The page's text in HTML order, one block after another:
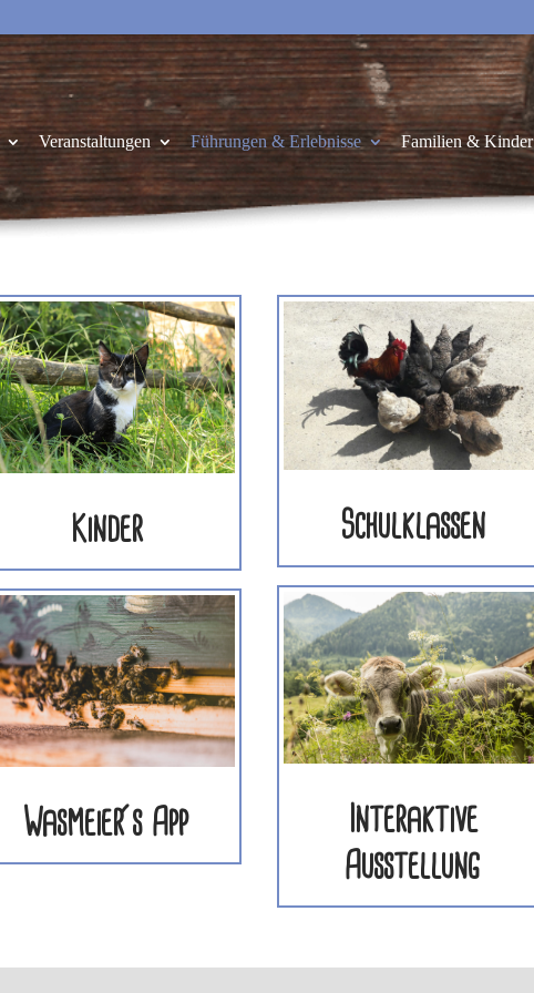
Veranstaltungen Führungen & Erlebnisse Familien & Kinder
Kinder
Wasmeier´s App
Schulklassen
Interaktive
Ausstellung